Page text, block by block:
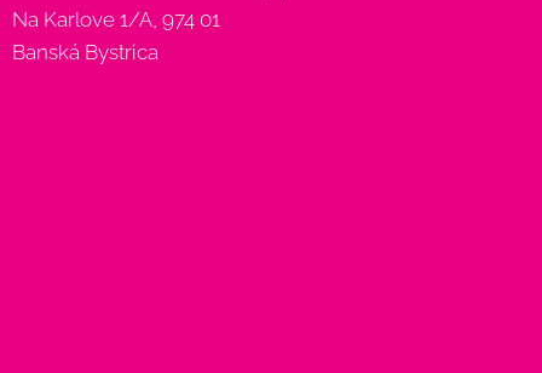
Na Karlove 1/A, 974 01
Banská Bystrica